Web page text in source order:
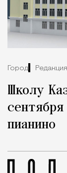
Город
Школу
пианино